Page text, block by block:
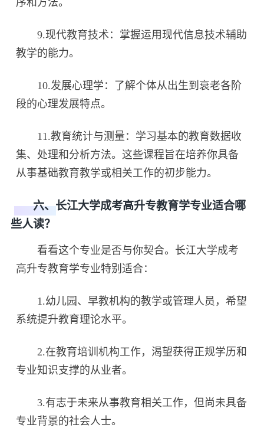
序和方法。
9.现代教育技术：掌握运用现代信息技术辅助
教学的能力。
10.发展心理学：了解个体从出生到衰老各阶
段的心理发展特点。
11.教育统计与测量：学习基本的教育数据收
集、处理和分析方法。这些课程旨在培养你具备
从事基础教育教学或相关工作的初步能力。
六、长江大学成考高升专教育学专业适合哪
些人读？
看看这个专业是否与你契合。长江大学成考
高升专教育学专业特别适合：
1.幼儿园、早教机构的教学或管理人员，希望
系统提升教育理论水平。
2.在教育培训机构工作，渴望获得正规学历和
专业知识支撑的从业者。
3.有志于未来从事教育相关工作，但尚未具备
专业背景的社会人士。